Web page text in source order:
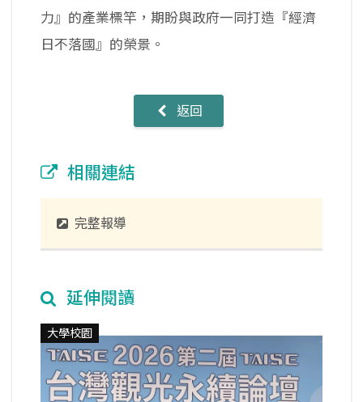
力』的產業標竿，期盼與政府一同打造『經濟
日不落國』的榮景。
返回
相關連結
完整報導
延伸閱讀
大學校園